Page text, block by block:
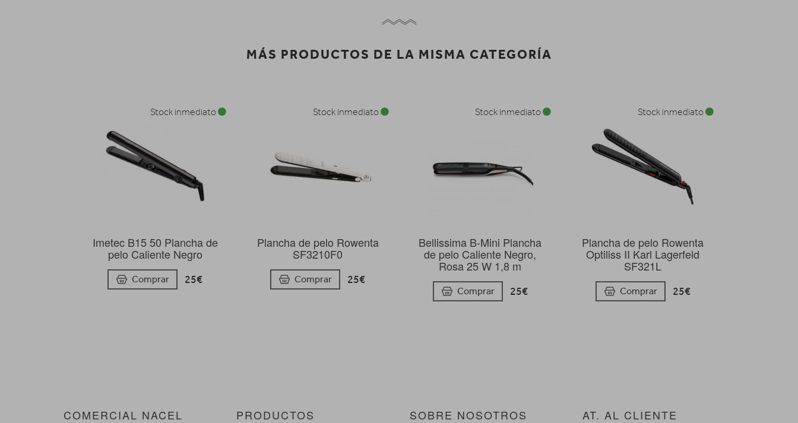
MÁS PRODUCTOS DE LA MISMA CATEGORÍA
Imetec B15 50 Plancha de
pelo Caliente Negro
Comprar 25€
Stock inmediato
Plancha de pelo Rowenta
SF3210F0
Comprar 25€
Stock inmediato
Bellissima B-Mini Plancha
de pelo Caliente Negro,
Rosa 25 W 1,8 m
Comprar 25€
Stock inmediato
Plancha de pelo Rowenta
Optiliss II Karl Lagerfeld
SF321L
Comprar 25€
Stock inmediato
COMERCIAL NACEL PRODUCTOS SOBRE NOSOTROS AT. AL CLIENTE